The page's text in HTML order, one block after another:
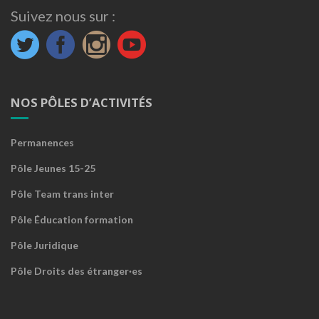
Suivez nous sur :
NOS PÔLES D’ACTIVITÉS
Permanences
Pôle Jeunes 15-25
Pôle Team trans inter
Pôle Éducation formation
Pôle Juridique
Pôle Droits des étranger·es